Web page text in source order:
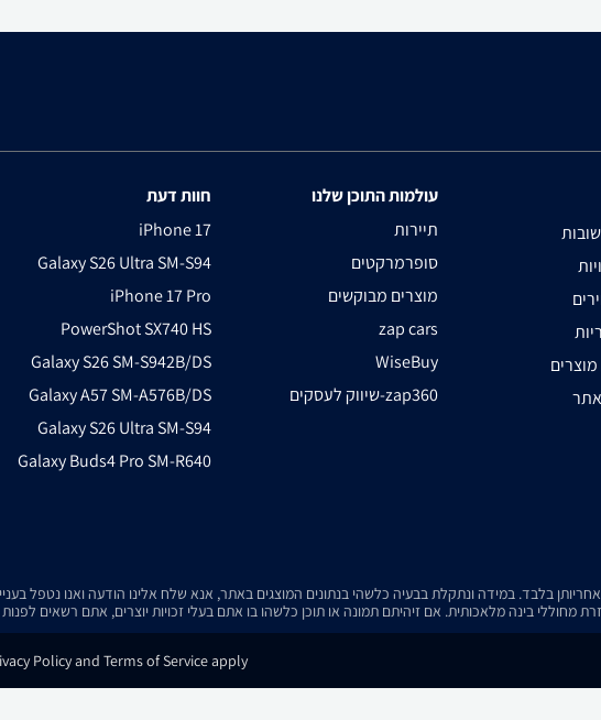
עולמות התוכן שלנו
תיירות
סופרמרקטים
מוצרים מבוקשים
zap cars
WiseBuy
שיווק לעסקים-zap360
חוות דעת
iPhone 17
Galaxy S26 Ultra SM-S94
iPhone 17 Pro
PowerShot SX740 HS
Galaxy S26 SM-S942B/DS
Galaxy A57 SM-A576B/DS
Galaxy S26 Ultra SM-S94
Galaxy Buds4 Pro SM-R640
מחוללי בינה מלאכותית. אם זיהיתם תמונה או תוכן כלשהו בו אתם בעלי זכויות יוצרים, אתם רשאים
Policy and Terms of Service apply